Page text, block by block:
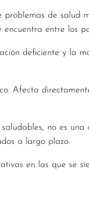
de salud
entre los
deficiente y la
Afecta
no es
a largo plazo.
en las que se